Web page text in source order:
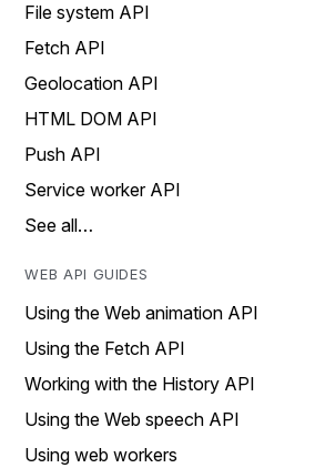
File system API
Fetch API
Geolocation API
HTML DOM API
Push API
Service worker API
See all…
WEB API GUIDES
Using the Web animation API
Using the Fetch API
Working with the History API
Using the Web speech API
Using web workers